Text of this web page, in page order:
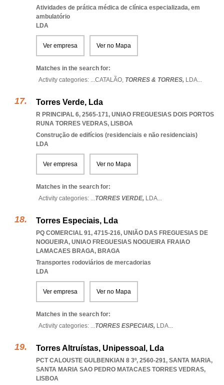
Atividades de prática médica de clínica especializada, em
ambulatório
LDA
Ver empresa Ver no Mapa
Matches in the search for:
Activity categories: ...CATALÃO, TORRES & TORRES, LDA...
Torres Verde, Lda
R PRINCIPAL 6, 2565-171, UNIAO FREGUESIAS DOIS PORTOS
RUNA TORRES VEDRAS, LISBOA
Construção de edifícios (residenciais e não residenciais)
LDA
Ver empresa Ver no Mapa
Matches in the search for:
Activity categories: ...TORRES VERDE, LDA...
Torres Especiais, Lda
PQ COMERCIAL 91, 4715-216, UNIÃO DAS FREGUESIAS DE
NOGUEIRA, UNIAO FREGUESIAS NOGUEIRA FRAIAO
LAMACAES BRAGA, BRAGA
Transportes rodoviários de mercadorias
LDA
Ver empresa Ver no Mapa
Matches in the search for:
Activity categories: ...TORRES ESPECIAIS, LDA...
Torres Altruístas, Unipessoal, Lda
PCT CALOUSTE GULBENKIAN 8 3º, 2560-291, SANTA MARIA,
SANTA MARIA SAO PEDRO MATACAES TORRES VEDRAS,
LISBOA